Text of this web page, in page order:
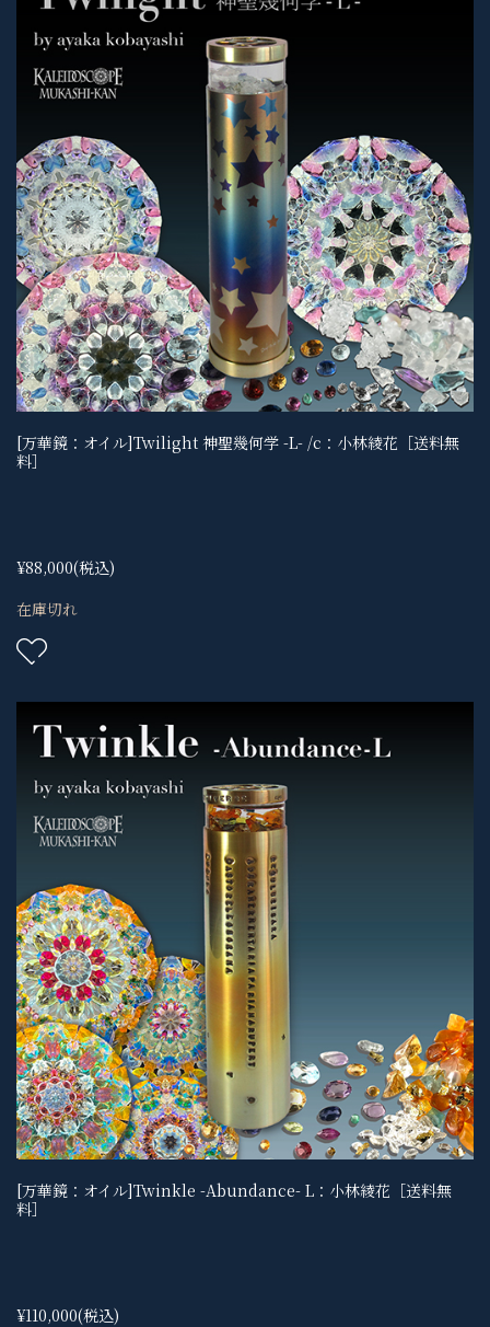
[万華鏡：オイル]Twilight 神聖幾何学 -L- /c：小林綾花［送料無
料］
¥88,000(税込)
在庫切れ
[万華鏡：オイル]Twinkle -Abundance- L：小林綾花［送料無
料］
¥110,000(税込)